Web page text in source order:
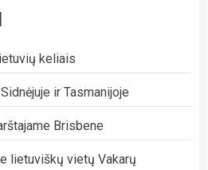
keliais
ir Tasmanijoje
Brisbene
lietuviškų vietų Vakarų